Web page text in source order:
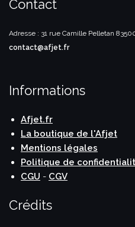
Contact
Adresse : 31 rue Camille Pelletan
contact@afjet.fr
Informations
Afjet.fr
La boutique de l'Afjet
Mentions légales
Politique de
CGU - CGV
Crédits